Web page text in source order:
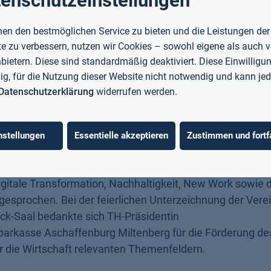
Transformation bis hin
der gewerblichen Wirtschaft und öffentlichen
und Strukturwandel“ des
Transfer (ZeWiS)
Unternehmen.
konkrete Aktivitäten zum Wissenstransfer um,
(ESF) geförderten Projekte, wie
Transformation, Nachhaltigkeit, New Work sowie
Bei der feierlichen Unterzeichnung der
Saal bedankte sich TH-Präsidentin
Aschaffenburg Miltenberg für die Förderung
Wirtschaft relevanten Themenfeldern.
den bestmöglichen Service zu bieten und die Leistungen der
zu verbessern, nutzen wir Cookies – sowohl eigene als auch
Diese sind standardmäßig deaktiviert. Diese
für die Nutzung dieser Website nicht notwendig und kann
widerrufen werden.
Essentielle akzeptieren Zustimmen und